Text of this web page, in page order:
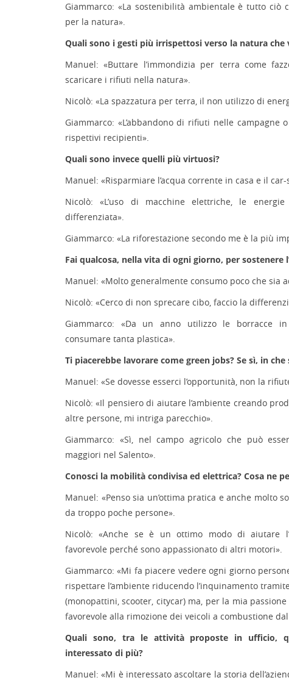
Giammarco: «La sostenibilità ambientale è tutto ciò
per la natura».
Quali sono i gesti più irrispettosi verso la natura che
Manuel: «Buttare l’immondizia per terra come
scaricare i rifiuti nella natura».
Nicolò: «La spazzatura per terra, il non utilizzo di
Giammarco: «L’abbandono di rifiuti nelle campagne
rispettivi recipienti».
Quali sono invece quelli più virtuosi?
Manuel: «Risparmiare l’acqua corrente in casa e il
Nicolò: «L’uso di macchine elettriche, le
differenziata».
Giammarco: «La riforestazione secondo me è la più
Fai qualcosa, nella vita di ogni giorno, per sostenere
Manuel: «Molto generalmente consumo poco che sia
Nicolò: «Cerco di non sprecare cibo, faccio la
Giammarco: «Da un anno utilizzo le borracce
consumare tanta plastica».
Ti piacerebbe lavorare come green jobs? Se sì, in
Manuel: «Se dovesse esserci l’opportunità, non la
Nicolò: «Il pensiero di aiutare l’ambiente creando
altre persone, mi intriga parecchio».
Giammarco: «Sì, nel campo agricolo che può
maggiori nel Salento».
Conosci la mobilità condivisa ed elettrica? Cosa ne
Manuel: «Penso sia un’ottima pratica e anche molto
da troppo poche persone».
Nicolò: «Anche se è un ottimo modo di aiutare
favorevole perché sono appassionato di altri motori».
Giammarco: «Mi fa piacere vedere ogni giorno
rispettare l’ambiente riducendo l’inquinamento
(monopattini, scooter, citycar) ma, per la mia
favorevole alla rimozione dei veicoli a combustione
Quali sono, tra le attività proposte in ufficio,
interessato di più?
Manuel: «Mi è interessato ascoltare la storia